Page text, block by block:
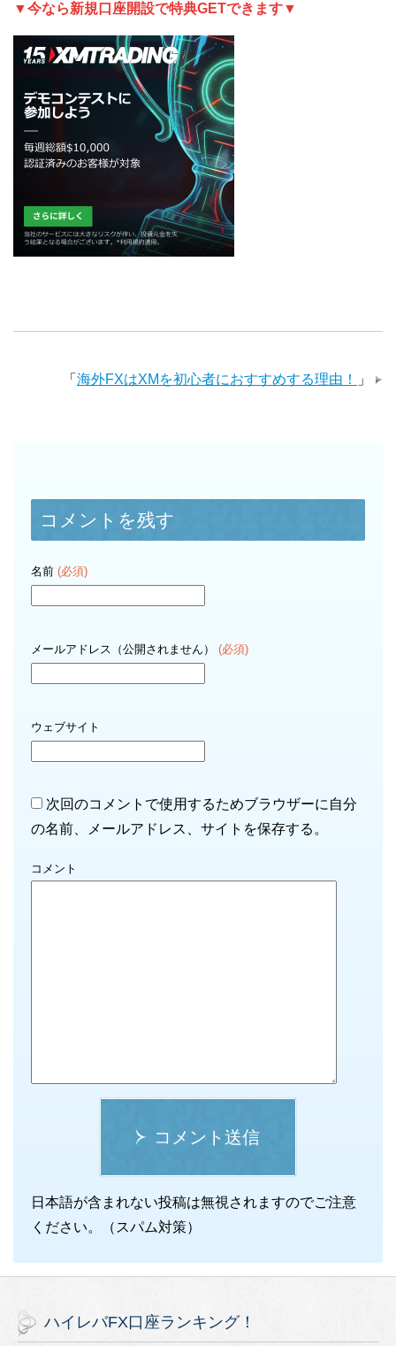
▼今なら新規口座開設で特典GETできます▼
「 海外FXはXMを初心者におすすめする理由！ 」
コメントを残す
名前 (必須)
メールアドレス（公開されません） (必須)
ウェブサイト
次回のコメントで使用するためブラウザーに自分
の名前、メールアドレス、サイトを保存する。
コメント
コメント送信
日本語が含まれない投稿は無視されますのでご注意
ください。（スパム対策）
ハイレバFX口座ランキング！